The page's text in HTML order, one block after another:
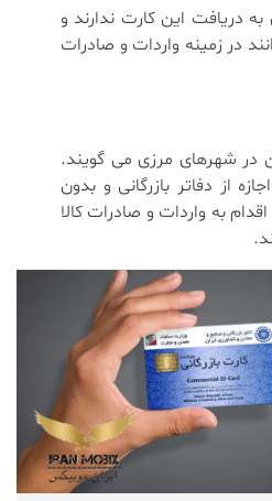
به دریافت این کارت ندارند و
در زمینه واردات و صادرات
در شهرهای مرزی می گویند.
از دفاتر بازرگانی و بدون
به واردات و صادرات کالا